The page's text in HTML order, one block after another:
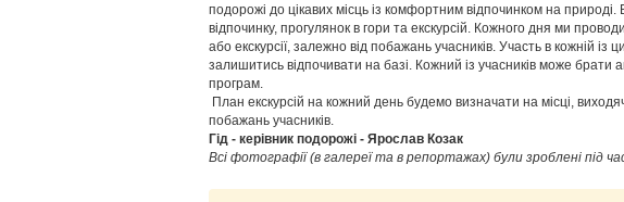
подорожі до цікавих місць із комфортним відпочинком на
відпочинку, прогулянок в гори та екскурсій. Кожного дня ми
або екскурсії, залежно від побажань учасників. Участь в кожній
залишитись відпочивати на базі. Кожний із учасників може брати
програм.
План екскурсій на кожний день будемо визначати на місці,
побажань учасників.
Гід - керівник подорожі - Ярослав Козак
Всі фотографії (в галереї та в репортажах) були зроблені під